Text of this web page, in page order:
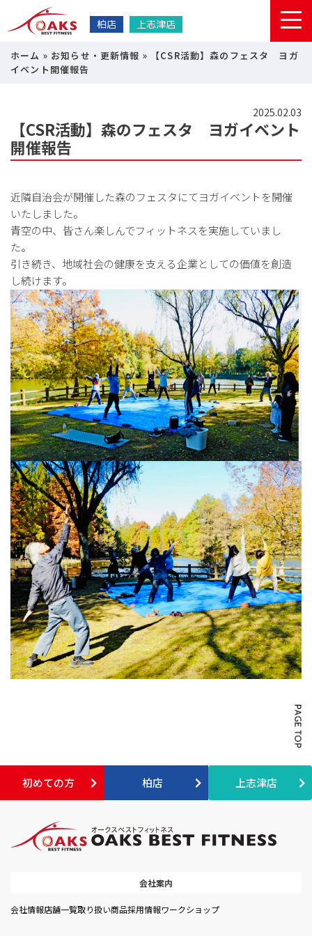
柏店 上志津店
ホーム » お知らせ・更新情報 »
【CSR活動】森のフェスタ ヨガ
イベント開催報告
2025.02.03
【CSR活動】森のフェスタ ヨガイベント
開催報告
近隣自治会が開催した森のフェスタにてヨガイベントを開催
いたしました。
青空の中、皆さん楽しんでフィットネスを実施していまし
た。
引き続き、地域社会の健康を支える企業としての価値を創造
し続けます。
初めての方 柏店 上志津店
会社案内
会社情報店舗一覧取り扱い商品採用情報ワークショップ